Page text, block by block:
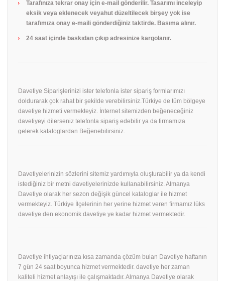
Tarafınıza tekrar onay için e-mail gönderilir. Tasarımı inceleyip
eksik veya eklenecek veyahut düzeltilecek birşey yok ise
tarafımıza onay e-maili gönderdiğiniz taktirde. Basıma alınır.
24 saat içinde baskıdan çıkıp adresinize kargolanır.
Davetiye Siparişlerinizi ister telefonla ister sipariş formlarımızı
doldurarak çok rahat bir şekilde verebilirsiniz.Türkiye de tüm bölgeye
davetiye hizmeti vermekteyiz. İnternet sitemizden beğeneceğiniz
davetiyeyi dilerseniz telefonla sipariş edebilir ya da firmamıza
gelerek kataloglardan Beğenebilirsiniz.
Davetiyelerinizin sözlerini sitemiz yardımıyla oluşturabilir ya da kendi
istediğiniz bir metni davetiyelerinizde kullanabilirsiniz. Almanya
Davetiye olarak her sezon değişik güncel kataloglar ile hizmet
vermekteyiz. Türkiye İlçelerinin her yerine hizmet veren firmamız lüks
davetiye den ekonomik davetiye ye kadar hizmet vermektedir.
Davetiye ihtiyaçlarınıza kısa zamanda çözüm bulan Davetiye haftanın
7 gün 24 saat boyunca hizmet vermektedir. davetiye her zaman
kaliteli hizmet anlayışı ile çalışmaktadır. Almanya Davetiye olarak